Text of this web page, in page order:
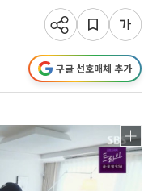
구글 선호매체 추가